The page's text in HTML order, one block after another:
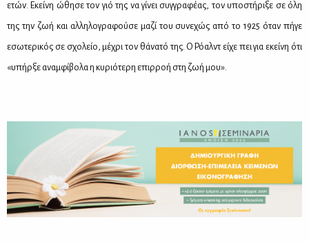
ετών. Εκεί­νη ώθη­σε τον γιό της να γί­νει συγ­γρα­φέ­ας, τον υπο­στή­ρι­ξε σε όλη
της την ζωή και αλ­λη­λο­γρα­φού­σε μα­ζί του συ­νε­χώς από το 1925 όταν πή­γε
εσω­τε­ρι­κός σε σχο­λείο, μέ­χρι τον θά­να­τό της. Ο Ρό­αλντ εί­χε πει για εκεί­νη ότι
«υπήρ­ξε αναμ­φί­βο­λα η κυ­ριό­τε­ρη επιρ­ροή στη ζωή μου».